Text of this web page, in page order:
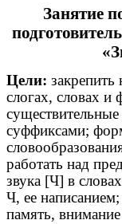
Занятие
Цели:
слогах, словах и
суффиксами;
работать над
звука [Ч] в
Ч, ее
память,